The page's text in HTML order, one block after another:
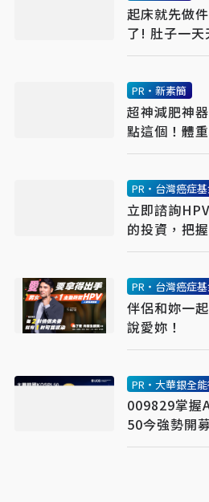
起床就先做
了! 肚子一天
PR・新素簡
超神減肥神
點這個！體
PR・台灣癌症
立即諮詢
的投資，把
PR・台灣癌症
伴侶和妳一
說愛妳！
PR・大華銀全
009829掌握
50今強勢開